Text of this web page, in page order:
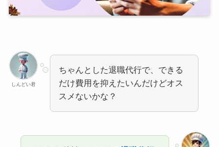
しんどい君
ちゃんとした退職代行で、できる
だけ費用を抑えたいんだけどオス
スメないかな？